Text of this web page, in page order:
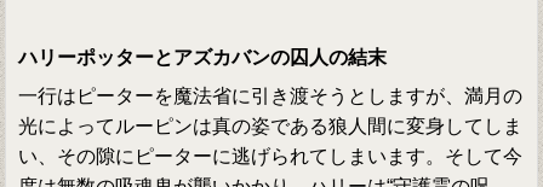
ハリーポッターとアズカバンの囚人の結末
一行はピーターを魔法省に引き渡そうとしますが、満月の
光によってルーピンは真の姿である狼人間に変身してしま
い、その隙にピーターに逃げられてしまいます。そして今